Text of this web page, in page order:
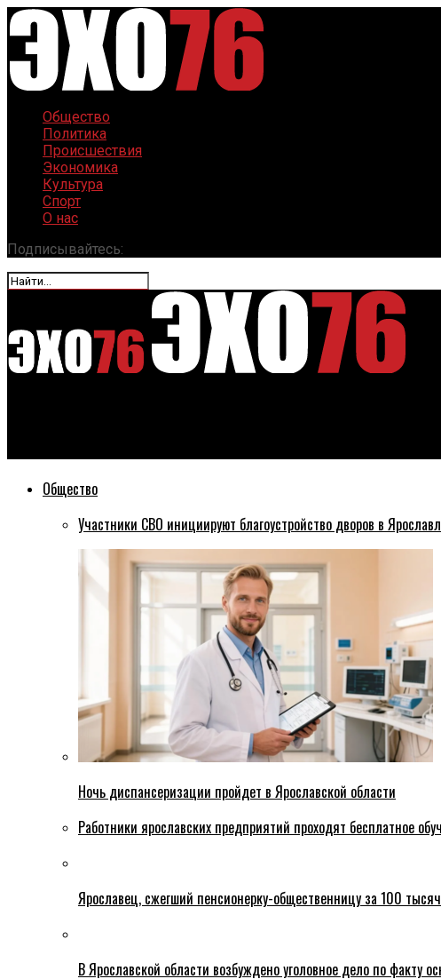
Общество
Политика
Происшествия
Экономика
Культура
Спорт
О нас
Подписывайтесь:
Общество
Участники СВО инициируют благоустройство дворов в
Ночь диспансеризации пройдет в Ярославской области
Работники ярославских предприятий проходят бесплатное
Ярославец, сжегший пенсионерку-общественницу за 100
В Ярославской области возбуждено уголовное дело по факту